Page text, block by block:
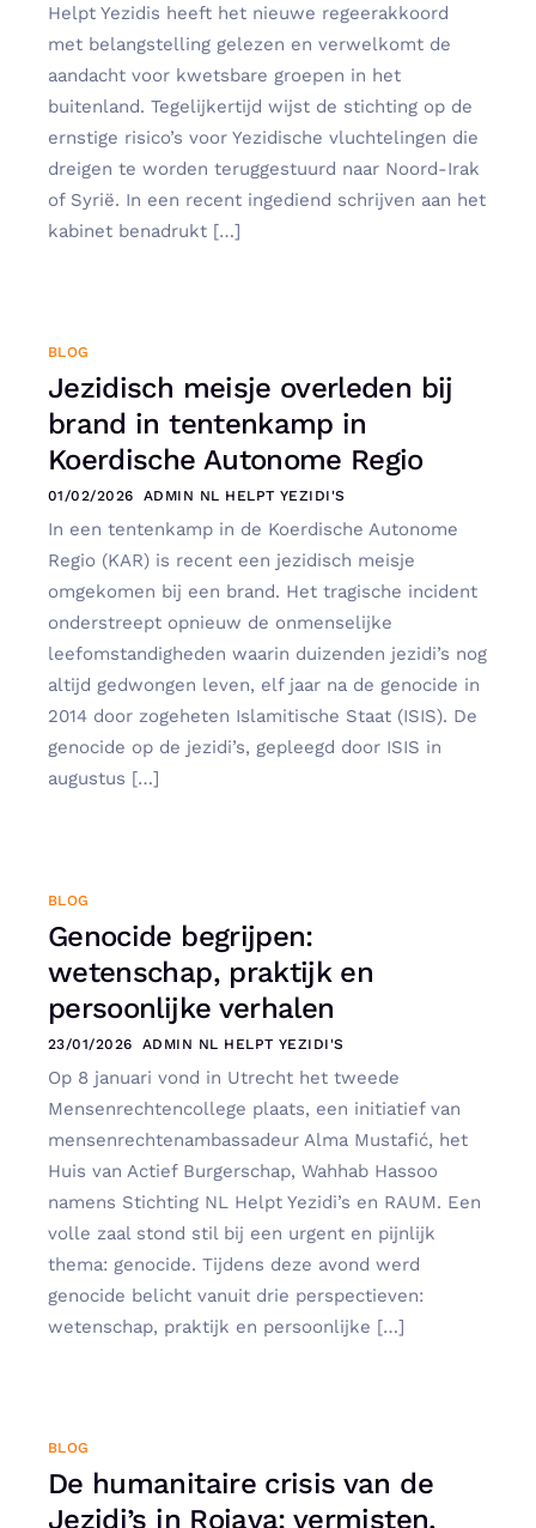
Helpt Yezidis heeft het nieuwe regeerakkoord
met belangstelling gelezen en verwelkomt de
aandacht voor kwetsbare groepen in het
buitenland. Tegelijkertijd wijst de stichting op de
ernstige risico’s voor Yezidische vluchtelingen die
dreigen te worden teruggestuurd naar Noord-Irak
of Syrië. In een recent ingediend schrijven aan het
kabinet benadrukt […]
BLOG
Jezidisch meisje overleden bij
brand in tentenkamp in
Koerdische Autonome Regio
01/02/2026 ADMIN NL HELPT YEZIDI'S
In een tentenkamp in de Koerdische Autonome
Regio (KAR) is recent een jezidisch meisje
omgekomen bij een brand. Het tragische incident
onderstreept opnieuw de onmenselijke
leefomstandigheden waarin duizenden jezidi’s nog
altijd gedwongen leven, elf jaar na de genocide in
2014 door zogeheten Islamitische Staat (ISIS). De
genocide op de jezidi’s, gepleegd door ISIS in
augustus […]
BLOG
Genocide begrijpen:
wetenschap, praktijk en
persoonlijke verhalen
23/01/2026 ADMIN NL HELPT YEZIDI'S
Op 8 januari vond in Utrecht het tweede
Mensenrechtencollege plaats, een initiatief van
mensenrechtenambassadeur Alma Mustafić, het
Huis van Actief Burgerschap, Wahhab Hassoo
namens Stichting NL Helpt Yezidi’s en RAUM. Een
volle zaal stond stil bij een urgent en pijnlijk
thema: genocide. Tijdens deze avond werd
genocide belicht vanuit drie perspectieven:
wetenschap, praktijk en persoonlijke […]
BLOG
De humanitaire crisis van de
Jezidi’s in Rojava: vermisten,